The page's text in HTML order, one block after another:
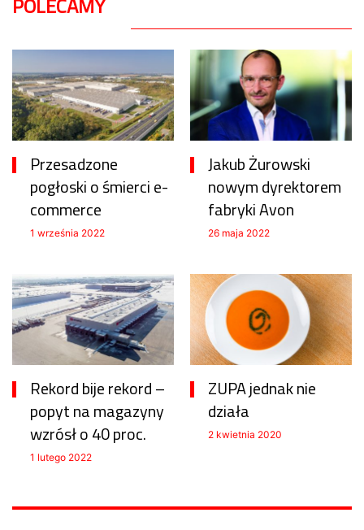
Przesadzone
pogłoski o śmierci e-
commerce
1 września 2022
Jakub Żurowski
nowym dyrektorem
fabryki Avon
26 maja 2022
Rekord bije rekord –
popyt na magazyny
wzrósł o 40 proc.
1 lutego 2022
ZUPA jednak nie
działa
2 kwietnia 2020